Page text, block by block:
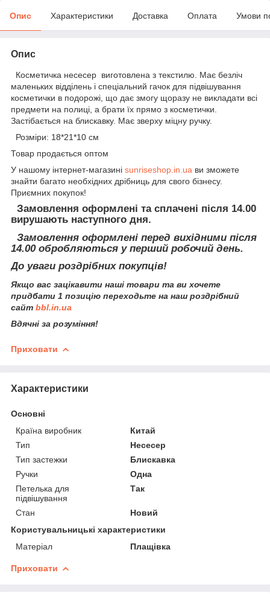
Опис Характеристики Доставка Оплата Умови
Опис
Косметичка несесер виготовлена з текстилю. Має безліч
маленьких відділень і спеціальний гачок для підвішування
косметички в подорожі, що дає змогу щоразу не викладати всі
предмети на полиці, а брати їх прямо з косметички.
Застібається на блискавку. Має зверху міцну ручку.
Розміри: 18*21*10 см
Товар продається оптом
У нашому інтернет-магазині sunriseshop.in.ua ви зможете
знайти багато необхідних дрібниць для свого бізнесу.
Приємних покупок!
Замовлення оформлені та сплачені після 14.00
вирушають наступного дня.
Замовлення оформлені перед вихідними після
14.00 обробляються у перший робочий день.
До уваги роздрібних покупців!
Якщо вас зацікавити наші товари та ви хочете
придбати 1 позицію переходьте на наш роздрібний
сайт bbl.in.ua
Вдячні за розуміння!
Приховати
Характеристики
Основні
Країна виробник
Китай
Тип
Несесер
Тип застежки
Блискавка
Ручки
Одна
Петелька для
підвішування
Так
Стан
Новий
Користувальницькі характеристики
Матеріал
Плащівка
Приховати